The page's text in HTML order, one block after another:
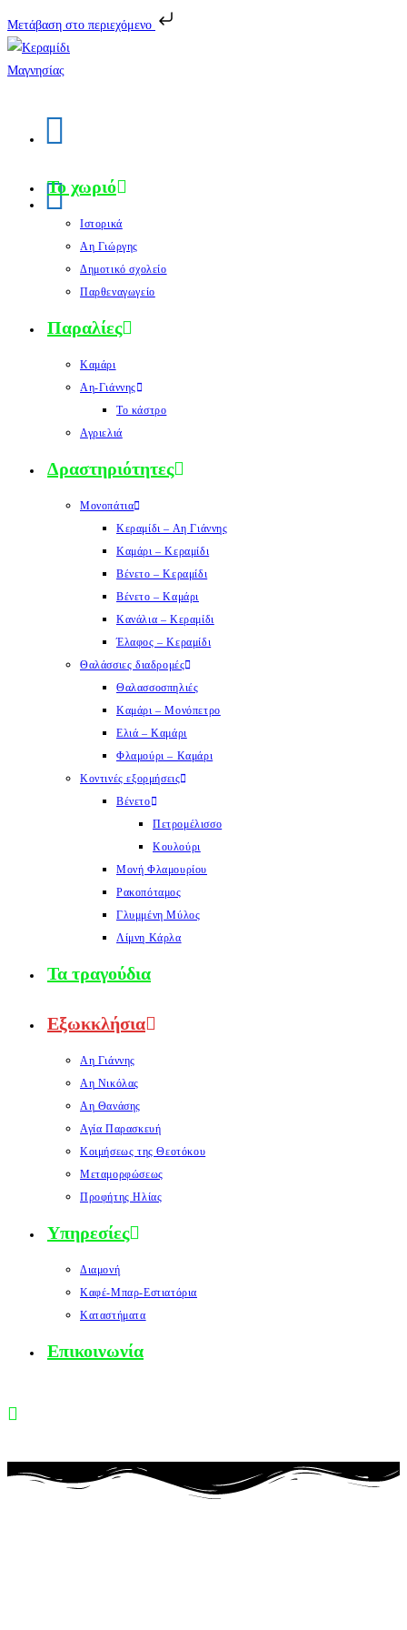
Μετάβαση στο περιεχόμενο
Το χωριό
Ιστορικά
Αη Γιώργης
Δημοτικό σχολείο
Παρθεναγωγείο
Παραλίες
Καμάρι
Αη-Γιάννης
Το κάστρο
Αγριελιά
Δραστηριότητες
Μονοπάτια
Κεραμίδι – Αη Γιάννης
Καμάρι – Κεραμίδι
Βένετο – Κεραμίδι
Βένετο – Καμάρι
Κανάλια – Κεραμίδι
Έλαφος – Κεραμίδι
Θαλάσσιες διαδρομές
Θαλασσοσπηλιές
Καμάρι – Μονόπετρο
Ελιά – Καμάρι
Φλαμούρι – Καμάρι
Κοντινές εξορμήσεις
Βένετο
Πετρομέλισσο
Κουλούρι
Μονή Φλαμουρίου
Ρακοπόταμος
Γλυμμένη Μύλος
Λίμνη Κάρλα
Τα τραγούδια
Εξωκκλήσια
Αη Γιάννης
Αη Νικόλας
Αη Θανάσης
Αγία Παρασκευή
Κοιμήσεως της Θεοτόκου
Μεταμορφώσεως
Προφήτης Ηλίας
Υπηρεσίες
Διαμονή
Καφέ-Μπαρ-Εστιατόρια
Καταστήματα
Επικοινωνία